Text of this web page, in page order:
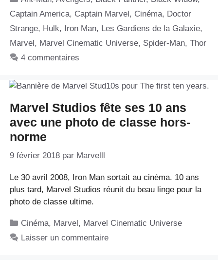
Captain America, Captain Marvel, Cinéma, Doctor
Strange, Hulk, Iron Man, Les Gardiens de la Galaxie,
Marvel, Marvel Cinematic Universe, Spider-Man, Thor
4 commentaires
Marvel Studios fête ses 10 ans
avec une photo de classe hors-
norme
9 février 2018 par Marvelll
Le 30 avril 2008, Iron Man sortait au cinéma. 10 ans
plus tard, Marvel Studios réunit du beau linge pour la
photo de classe ultime.
Catégories
Cinéma, Marvel, Marvel Cinematic Universe
Laisser un commentaire